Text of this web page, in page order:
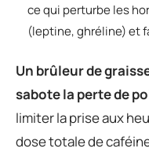
ce qui perturbe les
(leptine, ghréline) et
Un brûleur de
sabote la perte de
limiter la prise aux
dose totale de